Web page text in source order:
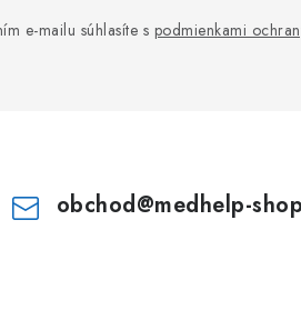
e-mailu súhlasíte s podmienkami
obchod@medhelp-